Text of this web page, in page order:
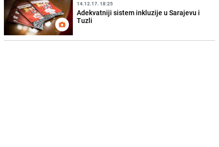
14.12.17. 18:25
Adekvatniji sistem inkluzije u Sarajevu i
Tuzli